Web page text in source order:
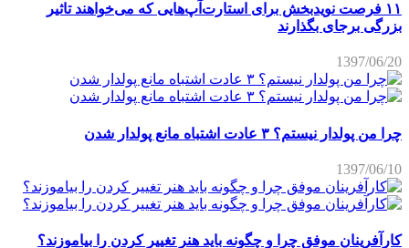
۱۱ فرصت نویدبخش برای استارت‌آپ‌هایی که می‌خواهند تاثیر
بزرگی برجای بگذارند
1397/06/20
چرا من پولدار نیستم؟ ۳ عادت اشتباه مانع پولدار شدن
1397/06/10
کارآفرینان موفق چرا و چگونه باید هنر تغییر کردن را بیاموزند؟